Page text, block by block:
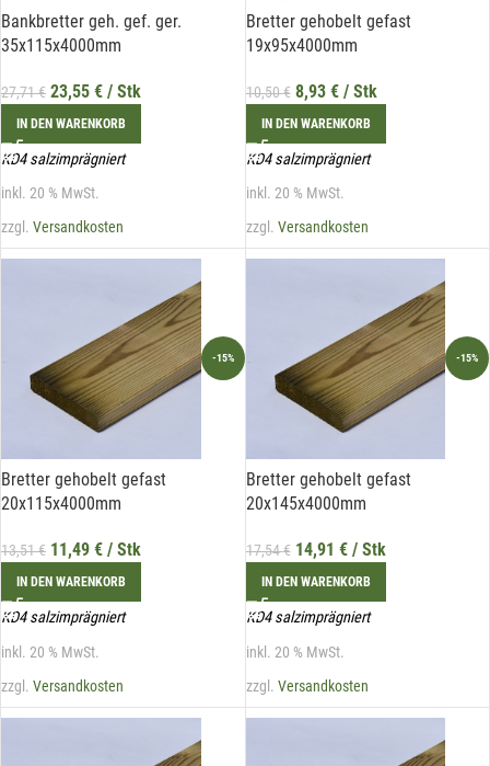
Bankbretter geh. gef. ger.
35x115x4000mm
27,71€ 23,55 € / Stk
IN DEN WARENKORB
KD4 salzimprägniert
inkl. 20 % MwSt.
zzgl. Versandkosten
Bretter gehobelt gefast
19x95x4000mm
10,50€ 8,93 €/ Stk
IN DEN WARENKORB
KD4 salzimprägniert
inkl. 20 % MwSt.
zzgl. Versandkosten
-15%
Bretter gehobelt gefast
20x115x4000mm
13,51€ 11,49 € / Stk
IN DEN WARENKORB
KD4 salzimprägniert
inkl. 20 % MwSt.
zzgl. Versandkosten
-15%
Bretter gehobelt gefast
20x145x4000mm
17,54€ 14,91 €/ Stk
IN DEN WARENKORB
KD4 salzimprägniert
inkl. 20 % MwSt.
zzgl. Versandkosten